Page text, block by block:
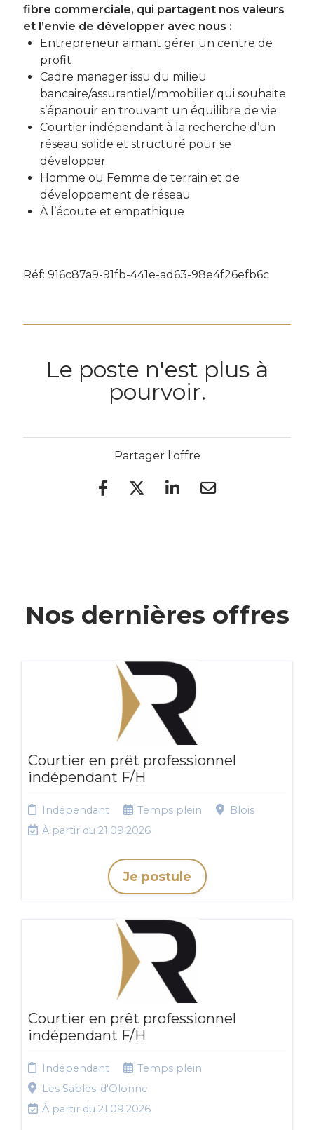
fibre commerciale, qui partagent nos valeurs
et l’envie de développer avec nous :
Entrepreneur aimant gérer un centre de
profit
Cadre manager issu du milieu
bancaire/assurantiel/immobilier qui souhaite
s’épanouir en trouvant un équilibre de vie
Courtier indépendant à la recherche d’un
réseau solide et structuré pour se
développer
Homme ou Femme de terrain et de
développement de réseau
À l’écoute et empathique
Réf: 916c87a9-91fb-441e-ad63-98e4f26efb6c
Le poste n'est plus à
pourvoir.
Partager l'offre
Nos dernières offres
Courtier en prêt professionnel
indépendant F/H
Indépendant Temps plein
Blois
À partir du 21.09.2026
Je postule
Courtier en prêt professionnel
indépendant F/H
Indépendant
Temps plein
Les Sables-d'Olonne
À partir du 21.09.2026